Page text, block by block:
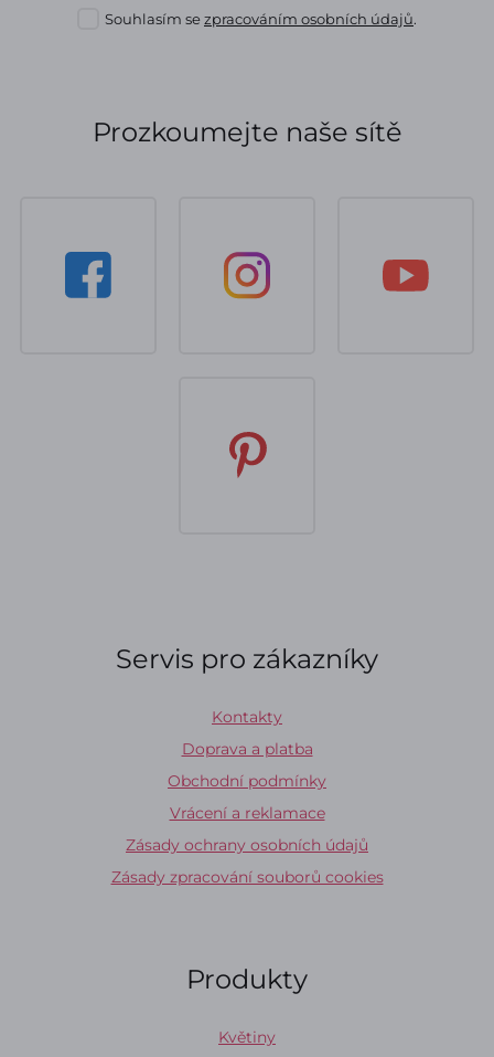
Souhlasím sezpracováním osobních údajů.
Prozkoumejte naše sítě
Servis pro zákazníky
Kontakty
Doprava a platba
Obchodní podmínky
Vrácení a reklamace
Zásady ochrany osobních údajů
Zásady zpracování souborů cookies
Produkty
Květiny